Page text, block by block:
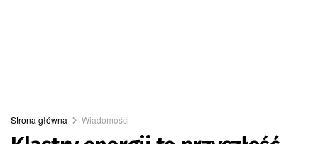
Strona główna Wiadomości